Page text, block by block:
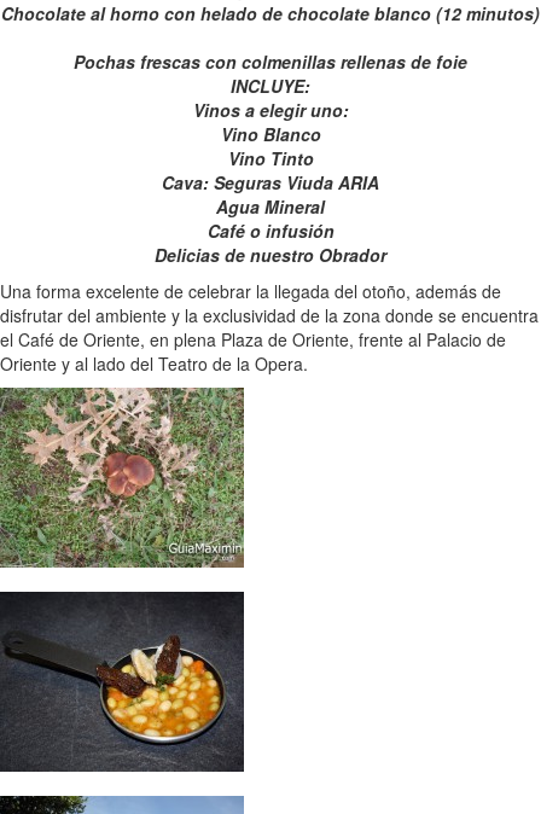
Chocolate al horno con helado de chocolate blanco (12 minutos)
Pochas frescas con colmenillas rellenas de foie
INCLUYE:
Vinos a elegir uno:
Vino Blanco
Vino Tinto
Cava: Seguras Viuda ARIA
Agua Mineral
Café o infusión
Delicias de nuestro Obrador
Una forma excelente de celebrar la llegada del otoño, además de
disfrutar del ambiente y la exclusividad de la zona donde se encuentra
el Café de Oriente, en plena Plaza de Oriente, frente al Palacio de
Oriente y al lado del Teatro de la Opera.